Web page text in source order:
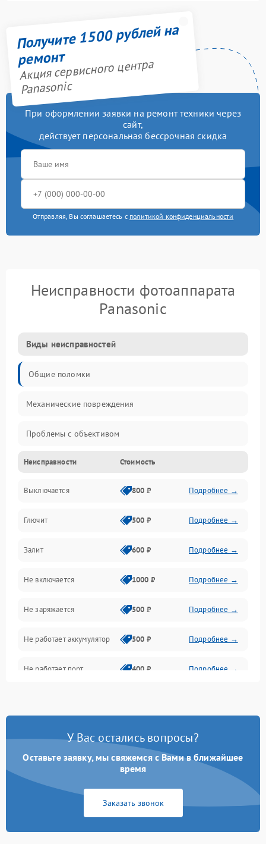
Получите 1500 рублей на
ремонт
Акция сервисного центра
Panasonic
При оформлении заявки на ремонт техники через
сайт,
действует персональная бессрочная скидка
Отправляя, Вы соглашаетесь с политикой конфиденциальности
Неисправности фотоаппарата
Panasonic
Виды неисправностей
Общие поломки
Механические повреждения
Проблемы с объективом
Электронные ошибки
Механические проблемы
Матрица и оптика
Питание и питание цепей
Проблемы с картами памяти
Объективы
Программные сбои
Коммуникации и интерфейсы
Неисправности Стоимость
Выключается 800 ₽ Подробнее →
Глючит 500 ₽ Подробнее →
Залит 600 ₽ Подробнее →
Не включается 1000 ₽ Подробнее →
Не заряжается 500 ₽ Подробнее →
Не работает аккумулятор 500 ₽ Подробнее →
Не работает порт 400 ₽ Подробнее →
У Вас остались вопросы?
Оставьте заявку, мы свяжемся с Вами в ближайшее
время
Заказать звонок